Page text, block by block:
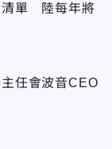
清單 陸每年將
任會波音CEO